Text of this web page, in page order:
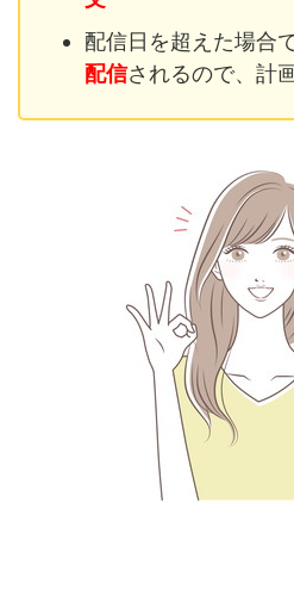
配信日を超えた場合
配信されるので、計